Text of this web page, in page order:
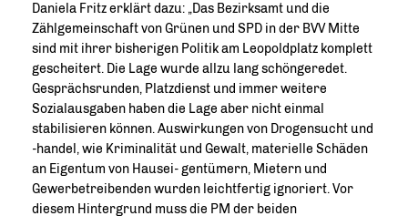
Daniela Fritz erklärt dazu: „Das Bezirksamt und die
Zählgemeinschaft von Grünen und SPD in der BVV Mitte
sind mit ihrer bisherigen Politik am Leopoldplatz komplett
gescheitert. Die Lage wurde allzu lang schöngeredet.
Gesprächsrunden, Platzdienst und immer weitere
Sozialausgaben haben die Lage aber nicht einmal
stabilisieren können. Auswirkungen von Drogensucht und
-handel, wie Kriminalität und Gewalt, materielle Schäden
an Eigentum von Hausei- gentümern, Mietern und
Gewerbetreibenden wurden leichtfertig ignoriert. Vor
diesem Hintergrund muss die PM der beiden